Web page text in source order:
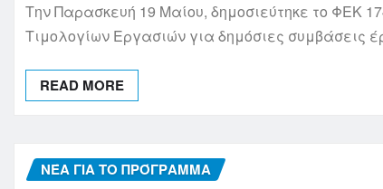
Την Παρασκευή 19 Μαίου, δημοσιεύτηκε το ΦΕΚ
Τιμολογίων Εργασιών για δημόσιες συμβάσεις
READ MORE
ΝΈΑ ΓΙΑ ΤΟ ΠΡΌΓΡΑΜΜΑ